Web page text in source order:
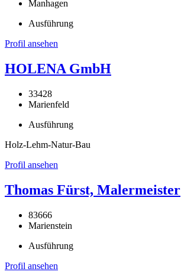
Manhagen
Ausführung
Profil ansehen
HOLENA GmbH
33428
Marienfeld
Ausführung
Holz-Lehm-Natur-Bau
Profil ansehen
Thomas Fürst, Malermeister
83666
Marienstein
Ausführung
Profil ansehen